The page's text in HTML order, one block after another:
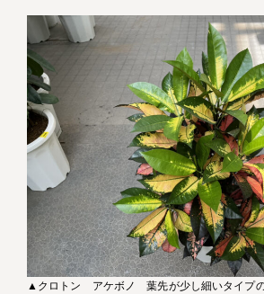
▲クロトン アケボノ 葉先が少し細いタイプの